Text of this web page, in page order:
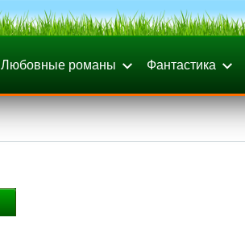
Любовные романы Фантастика